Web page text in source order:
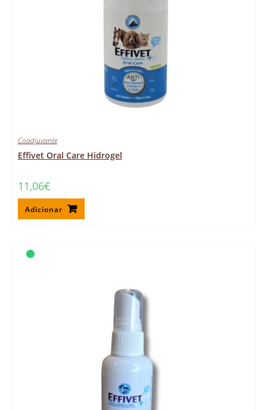
Coadjuvante
Effivet Oral Care Hidrogel
11,06€
Adicionar